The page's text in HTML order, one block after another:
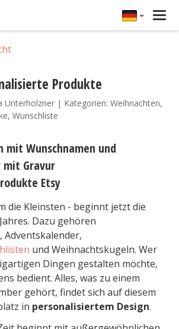
Produkte
Unterholzner | Kategorien: Weihnachten,
Wunschliste
mit Wunschnamen und
mit Gravur
Etsy
die Kleinsten - beginnt jetzt die
Dazu gehören
Adventskalender,
und Weihnachtskugeln. Wer
Dingen gestalten möchte,
bedient. Alles, was zu einem
gehört, findet sich auf diesem
in personalisiertem Design.